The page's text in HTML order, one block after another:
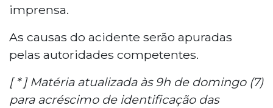
imprensa.
As causas do acidente serão apuradas
pelas autoridades competentes.
[ * ] Matéria atualizada às 9h de domingo (7)
para acréscimo de identificação das